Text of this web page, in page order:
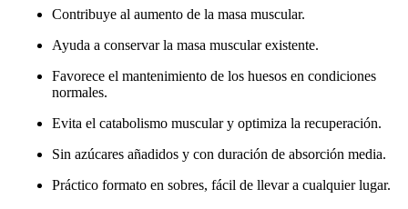
Contribuye al aumento de la masa muscular.
Ayuda a conservar la masa muscular existente.
Favorece el mantenimiento de los huesos en condiciones
normales.
Evita el catabolismo muscular y optimiza la recuperación.
Sin azúcares añadidos y con duración de absorción media.
Práctico formato en sobres, fácil de llevar a cualquier lugar.